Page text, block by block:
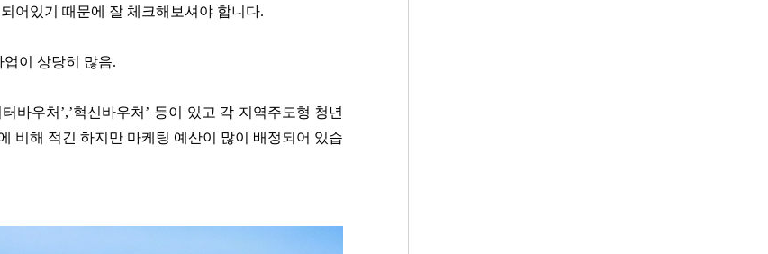
어있기 때문에 잘 체크해보셔야 합니다.
이 상당히 많음.
바우처’,’혁신바우처’ 등이 있고 각 지역주도형 청년
비해 적긴 하지만 마케팅 예산이 많이 배정되어 있습